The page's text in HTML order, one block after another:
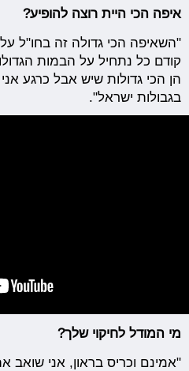
איפה הכי היית רוצה להופיע?
"השאיפה הכי גדולה זה בחו"ל
קודם כל נתחיל על הבמות
הן הכי גדולות שיש אבל כרגע
בגבולות ישראל".
מי המודל לחיקוי שלך?
"אמינם וכריס בראון, אני